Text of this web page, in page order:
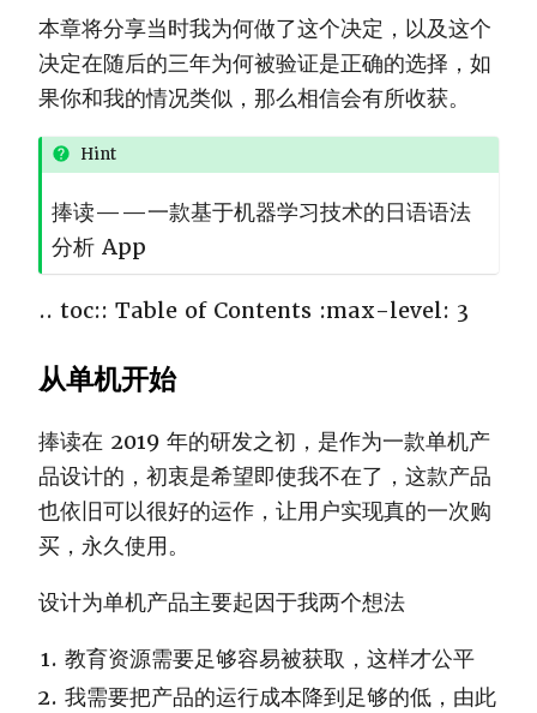
本章将分享当时我为何做了这个决定，以及这个
决定在随后的三年为何被验证是正确的选择，如
果你和我的情况类似，那么相信会有所收获。
Hint
捧读——一款基于机器学习技术的日语语法
分析 App
.. toc:: Table of Contents :max-level: 3
从单机开始
捧读在 2019 年的研发之初，是作为一款单机产
品设计的，初衷是希望即使我不在了，这款产品
也依旧可以很好的运作，让用户实现真的一次购
买，永久使用。
设计为单机产品主要起因于我两个想法
教育资源需要足够容易被获取，这样才公平
我需要把产品的运行成本降到足够的低，由此